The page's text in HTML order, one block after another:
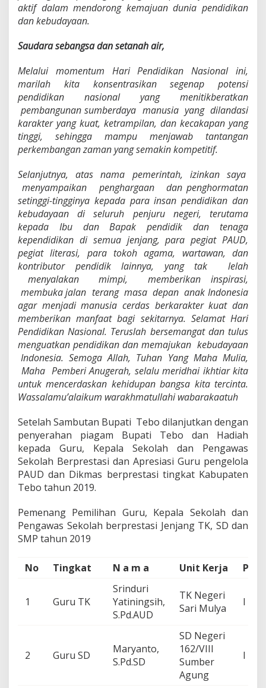
aktif dalam mendorong kemajuan dunia pendidikan
dan kebudayaan.
Saudara sebangsa dan setanah air,
Melalui momentum Hari Pendidikan Nasional ini,
marilah kita konsentrasikan segenap potensi
pendidikan nasional yang menitikberatkan
pembangunan sumberdaya manusia yang dilandasi
karakter yang kuat, ketrampilan, dan kecakapan yang
tinggi, sehingga mampu menjawab tantangan
perkembangan zaman yang semakin kompetitif.
Selanjutnya, atas nama pemerintah, izinkan saya
menyampaikan penghargaan dan penghormatan
setinggi-tingginya kepada para insan pendidikan dan
kebudayaan di seluruh penjuru negeri, terutama
kepada Ibu dan Bapak pendidik dan tenaga
kependidikan di semua jenjang, para pegiat PAUD,
pegiat literasi, para tokoh agama, wartawan, dan
kontributor pendidik lainnya, yang tak lelah
menyalakan mimpi, memberikan inspirasi,
membuka jalan terang masa depan anak Indonesia
agar menjadi manusia cerdas berkarakter kuat dan
memberikan manfaat bagi sekitarnya. Selamat Hari
Pendidikan Nasional. Teruslah bersemangat dan tulus
menguatkan pendidikan dan memajukan kebudayaan
Indonesia. Semoga Allah, Tuhan Yang Maha Mulia,
Maha Pemberi Anugerah, selalu meridhai ikhtiar kita
untuk mencerdaskan kehidupan bangsa kita tercinta.
Wassalamu’alaikum warakhmatullahi wabarakaatuh
Setelah Sambutan Bupati Tebo dilanjutkan dengan
penyerahan piagam Bupati Tebo dan Hadiah
kepada Guru, Kepala Sekolah dan Pengawas
Sekolah Berprestasi dan Apresiasi Guru pengelola
PAUD dan Dikmas berprestasi tingkat Kabupaten
Tebo tahun 2019.
Pemenang Pemilihan Guru, Kepala Sekolah dan
Pengawas Sekolah berprestasi Jenjang TK, SD dan
SMP tahun 2019
No Tingkat N a m a Unit Kerja
1 Guru TK
Srinduri
Yatiningsih,
S.Pd.AUD
TK Negeri
Sari Mulya
I
2 Guru SD
Maryanto,
S.Pd.SD
SD Negeri
162/VIII
Sumber
Agung
I